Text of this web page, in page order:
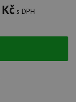
Kč s DPH